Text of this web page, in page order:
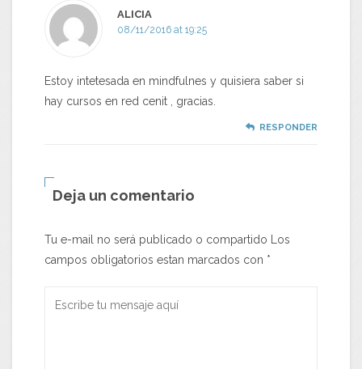
ALICIA
08/11/2016 at 19:25
Estoy intetesada en mindfulnes y quisiera saber si
hay cursos en red cenit , gracias.
RESPONDER
Deja un comentario
Tu e-mail no será publicado o compartido Los
campos obligatorios estan marcados con *